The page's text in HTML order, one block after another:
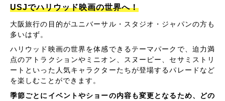
USJでハリウッド映画の世界へ！
大阪旅行の目的がユニバーサル・スタジオ・ジャパンの方も
多いはず。
ハリウッド映画の世界を体感できるテーマパークで、迫力満
点のアトラクションやミニオン、スヌーピー、セサミストリ
ートといった人気キャラクターたちが登場するパレードなど
を楽しむことができます。
季節ごとにイベントやショーの内容も変更となるため、どの